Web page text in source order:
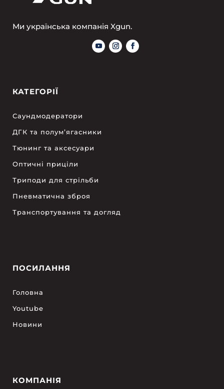
Ми українська компанія Xgun.
КАТЕГОРІЇ
Саундмодератори
ДГК та полум’ягасники
Тюнинг та аксесуари
Оптичні приціли
Триподи для стрільби
Пневматична зброя
Транспортування та догляд
ПОСИЛАННЯ
Головна
Youtube
Новини
КОМПАНІЯ